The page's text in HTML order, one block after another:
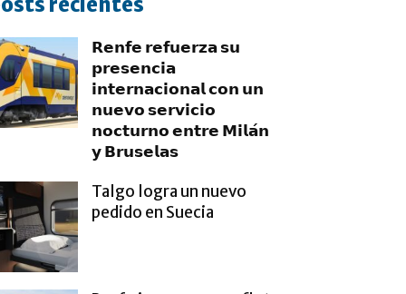
𝗥𝗲𝗻𝗳𝗲 𝗿𝗲𝗳𝘂𝗲𝗿𝘇𝗮 𝘀𝘂
𝗽𝗿𝗲𝘀𝗲𝗻𝗰𝗶𝗮
𝗶𝗻𝘁𝗲𝗿𝗻𝗮𝗰𝗶𝗼𝗻𝗮𝗹 𝗰𝗼𝗻 𝘂𝗻
𝗻𝘂𝗲𝘃𝗼 𝘀𝗲𝗿𝘃𝗶𝗰𝗶𝗼
𝗻𝗼𝗰𝘁𝘂𝗿𝗻𝗼 𝗲𝗻𝘁𝗿𝗲 𝗠𝗶𝗹𝗮́𝗻
𝘆 𝗕𝗿𝘂𝘀𝗲𝗹𝗮𝘀
Talgo logra un nuevo
pedido en Suecia